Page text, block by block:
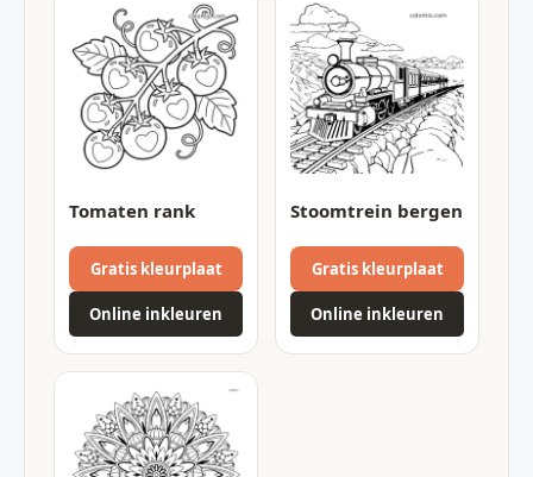
Tomaten rank
Gratis kleurplaat
Online inkleuren
Stoomtrein bergen
Gratis kleurplaat
Online inkleuren